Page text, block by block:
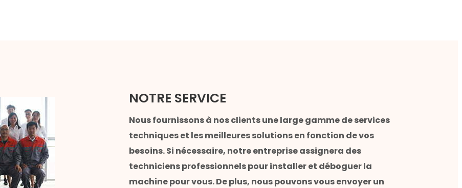
NOTRE SERVICE
Nous fournissons à nos clients une large gamme de services
techniques et les meilleures solutions en fonction de vos
besoins. Si nécessaire, notre entreprise assignera des
techniciens professionnels pour installer et déboguer la
machine pour vous. De plus, nous pouvons vous envoyer un